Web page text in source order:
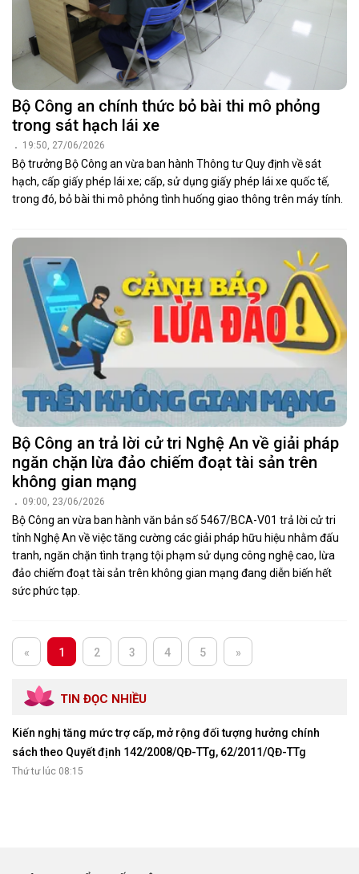
Bộ Công an chính thức bỏ bài thi mô phỏng
trong sát hạch lái xe
19:50, 27/06/2026
Bộ trưởng Bộ Công an vừa ban hành Thông tư Quy định về sát
hạch, cấp giấy phép lái xe; cấp, sử dụng giấy phép lái xe quốc tế,
trong đó, bỏ bài thi mô phỏng tình huống giao thông trên máy tính.
Bộ Công an trả lời cử tri Nghệ An về giải pháp
ngăn chặn lừa đảo chiếm đoạt tài sản trên
không gian mạng
09:00, 23/06/2026
Bộ Công an vừa ban hành văn bản số 5467/BCA-V01 trả lời cử tri
tỉnh Nghệ An về việc tăng cường các giải pháp hữu hiệu nhằm đấu
tranh, ngăn chặn tình trạng tội phạm sử dụng công nghệ cao, lừa
đảo chiếm đoạt tài sản trên không gian mạng đang diễn biến hết
sức phức tạp.
« 1 2 3 4 5 »
TIN ĐỌC NHIỀU
Kiến nghị tăng mức trợ cấp, mở rộng đối tượng hưởng chính
sách theo Quyết định 142/2008/QĐ-TTg, 62/2011/QĐ-TTg
Thứ tư lúc 08:15